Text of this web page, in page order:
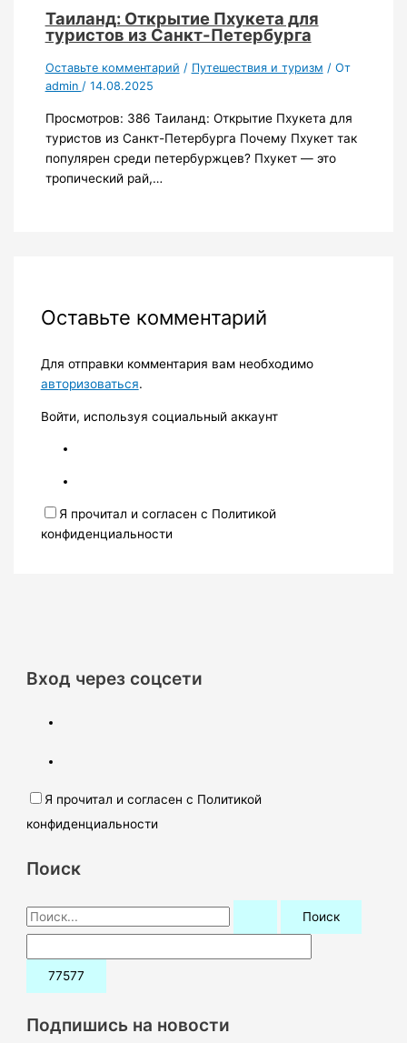
Таиланд: Открытие Пхукета для
туристов из Санкт-Петербурга
Оставьте комментарий / Путешествия и туризм / От
admin / 14.08.2025
Просмотров: 386 Таиланд: Открытие Пхукета для
туристов из Санкт-Петербурга Почему Пхукет так
популярен среди петербуржцев? Пхукет — это
тропический рай,…
Оставьте комментарий
Для отправки комментария вам необходимо
авторизоваться.
Войти, используя социальный аккаунт
Я прочитал и согласен с Политикой
конфиденциальности
Вход через соцсети
Я прочитал и согласен с Политикой
конфиденциальности
Поиск
П
о
и
:Подпишись на новости